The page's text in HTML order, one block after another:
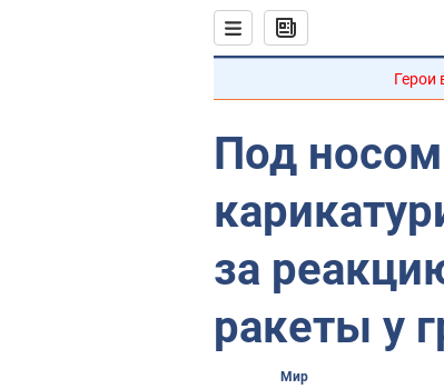
Герои
Под
за
ракеты у
Мир